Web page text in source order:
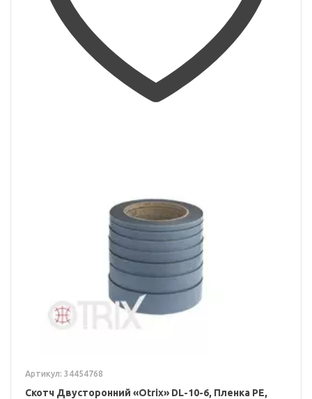
Артикул: 34454768
Скотч Двусторонний «Otrix» DL-10-6, Пленка PE,